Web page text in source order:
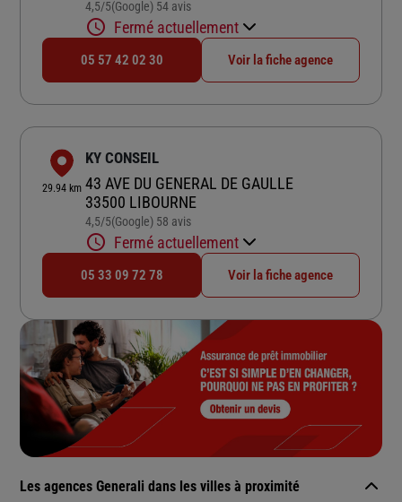
4,5/5Note de 4.5 sur 5
(Google) 54 avis
Fermé actuellement
05 57 42 02 30 Voir la fiche agence
29.94 km
KY CONSEIL
43 AVE DU GENERAL DE GAULLE
33500 LIBOURNE
4,5/5Note de 4.5 sur 5
(Google) 58 avis
Fermé actuellement
05 33 09 72 78 Voir la fiche agence
Les agences Generali dans les villes à proximité